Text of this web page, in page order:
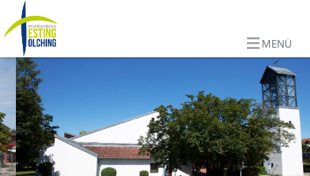
MENÜ